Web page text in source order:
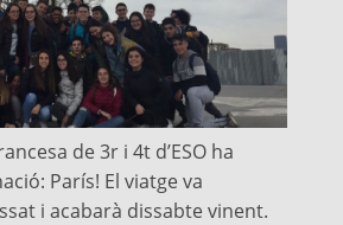
de 3r i 4t d’ESO ha
París! El viatge va
i acabarà dissabte vinent.